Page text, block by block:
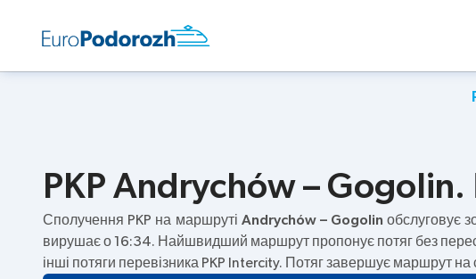
PKP Andrychów – Gogolin.
Сполучення PKP на маршруті Andrychów – Gogolin обслуговує
вирушає о 16:34. Найшвидший маршрут пропонує потяг без
інші потяги перевізника PKP Intercity. Потяг завершує маршрут на